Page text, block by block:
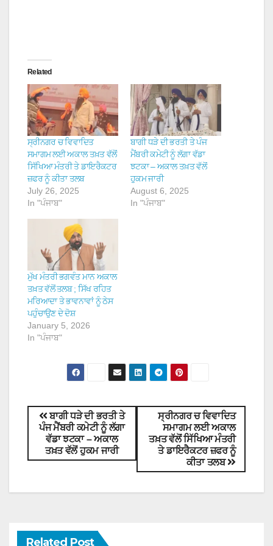
Related
ਸ੍ਰੀਨਗਰ ਚ ਵਿਵਾਦਿਤ
ਸਮਾਗਮ ਲਈ ਅਕਾਲ ਤਖ਼ਤ ਵੱਲੋਂ
ਸਿੱਖਿਆ ਮੰਤਰੀ ਤੇ ਡਾਇਰੈਕਟਰ
ਜ਼ਫਰ ਨੂੰ ਕੀਤਾ ਤਲਬ
July 26, 2025
In "ਪੰਜਾਬ"
ਬਾਗੀ ਧੜੇ ਦੀ ਭਰਤੀ ਤੇ ਪੰਜ
ਮੈਂਬਰੀ ਕਮੇਟੀ ਨੂੰ ਲੱਗਾ ਵੱਡਾ
ਝਟਕਾ – ਅਕਾਲ ਤਖ਼ਤ ਵੱਲੋਂ
ਹੁਕਮ ਜਾਰੀ
August 6, 2025
In "ਪੰਜਾਬ"
ਮੁੱਖ ਮੰਤਰੀ ਭਗਵੰਤ ਮਾਨ ਅਕਾਲ
ਤਖ਼ਤ ਵੱਲੋਂ ਤਲਬ ; ਸਿੱਖ ਰਹਿਤ
ਮਰਿਆਦਾ ਤੇ ਭਾਵਨਾਵਾਂ ਨੂੰ ਠੇਸ
ਪਹੁੰਚਾਉਣ ਦੇ ਦੋਸ਼
January 5, 2026
In "ਪੰਜਾਬ"
ਸ੍ਰੀਨਗਰ ਚ ਵਿਵਾਦਿਤ
ਸਮਾਗਮ ਲਈ ਅਕਾਲ
ਤਖ਼ਤ ਵੱਲੋਂ ਸਿੱਖਿਆ ਮੰਤਰੀ
ਤੇ ਡਾਇਰੈਕਟਰ ਜ਼ਫਰ ਨੂੰ
ਕੀਤਾ ਤਲਬ
ਬਾਗੀ ਧੜੇ ਦੀ ਭਰਤੀ ਤੇ
ਪੰਜ ਮੈਂਬਰੀ ਕਮੇਟੀ ਨੂੰ ਲੱਗਾ
ਵੱਡਾ ਝਟਕਾ – ਅਕਾਲ
ਤਖ਼ਤ ਵੱਲੋਂ ਹੁਕਮ ਜਾਰੀ
Related Post